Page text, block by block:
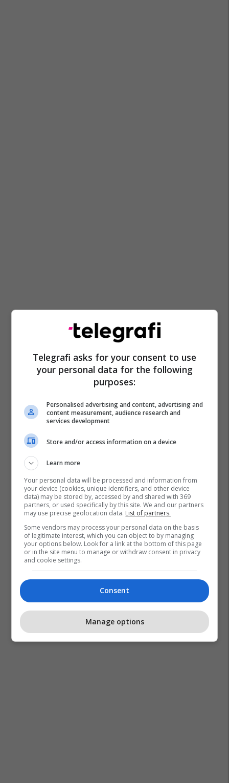
Ilkay Gundogan Ac Milan Transferimet
Serie A
Tijjani Reijnders
Telegrafi asks for your consent to use
your personal data for the following
purposes:
Personalised advertising and content, advertising and
content measurement, audience research and
services development
Store and/or access information on a device
Learn more
Your personal data will be processed and information from
your device (cookies, unique identifiers, and other device
data) may be stored by, accessed by and shared with 369
partners, or used specifically by this site. We and our partners
may use precise geolocation data. List of partners.
Some vendors may process your personal data on the basis
of legitimate interest, which you can object to by managing
your options below. Look for a link at the bottom of this page
or in the site menu to manage or withdraw consent in privacy
and cookie settings.
Consent
Manage options